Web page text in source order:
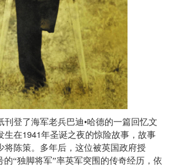
刊登了海军老兵巴迪•哈德的一篇回忆文
生在1941年圣诞之夜的惊险故事，故事
将陈策。多年后，这位被英国政府授
的“独脚将军”率英军突围的传奇经历，依